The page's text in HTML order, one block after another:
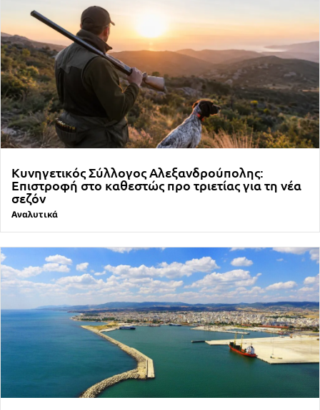
Κυνηγετικός Σύλλογος Αλεξανδρούπολης:
Επιστροφή στο καθεστώς προ τριετίας για τη νέα
σεζόν
Αναλυτικά